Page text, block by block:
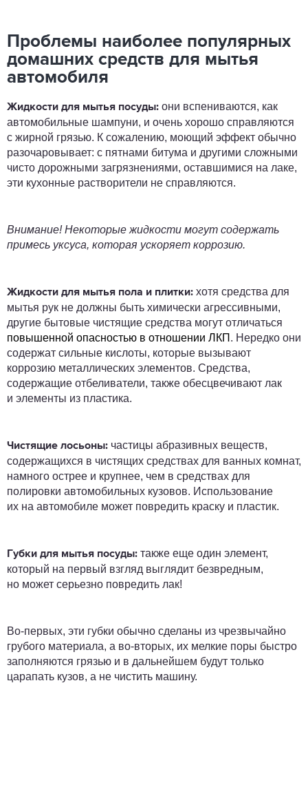
Проблемы наиболее популярных
домашних средств для мытья
автомобиля
Жидкости для мытья посуды: они вспениваются, как
автомобильные шампуни, и очень хорошо справляются
с жирной грязью. К сожалению, моющий эффект обычно
разочаровывает: с пятнами битума и другими сложными
чисто дорожными загрязнениями, оставшимися на лаке,
эти кухонные растворители не справляются.
Внимание! Некоторые жидкости могут содержать
примесь уксуса, которая ускоряет коррозию.
Жидкости для мытья пола и плитки: хотя средства для
мытья рук не должны быть химически агрессивными,
другие бытовые чистящие средства могут отличаться
повышенной опасностью в отношении ЛКП . Нередко они
содержат сильные кислоты, которые вызывают
коррозию металлических элементов. Средства,
содержащие отбеливатели, также обесцвечивают лак
и элементы из пластика.
Чистящие лосьоны: частицы абразивных веществ,
содержащихся в чистящих средствах для ванных комнат,
намного острее и крупнее, чем в средствах для
полировки автомобильных кузовов. Использование
их на автомобиле может повредить краску и пластик.
Губки для мытья посуды: также еще один элемент,
который на первый взгляд выглядит безвредным,
но может серьезно повредить лак!
Во-первых, эти губки обычно сделаны из чрезвычайно
грубого материала, а во-вторых, их мелкие поры быстро
заполняются грязью и в дальнейшем будут только
царапать кузов, а не чистить машину.